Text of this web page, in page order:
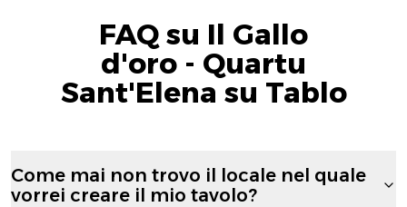
FAQ su Il Gallo
d'oro - Quartu
Sant'Elena su Tablo
Come mai non trovo il locale nel quale
vorrei creare il mio tavolo?